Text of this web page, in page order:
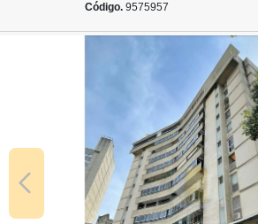
Código. 9575957